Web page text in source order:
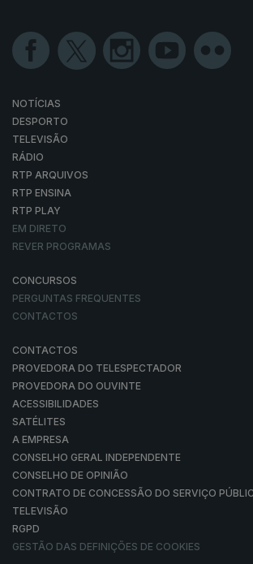
NOTÍCIAS
DESPORTO
TELEVISÃO
RÁDIO
RTP ARQUIVOS
RTP ENSINA
RTP PLAY
EM DIRETO
REVER PROGRAMAS
CONCURSOS
PERGUNTAS FREQUENTES
CONTACTOS
CONTACTOS
PROVEDORA DO TELESPECTADOR
PROVEDORA DO OUVINTE
ACESSIBILIDADES
SATÉLITES
A EMPRESA
CONSELHO GERAL INDEPENDENTE
CONSELHO DE OPINIÃO
CONTRATO DE CONCESSÃO DO SERVIÇO
TELEVISÃO
RGPD
GESTÃO DAS DEFINIÇÕES DE COOKIES